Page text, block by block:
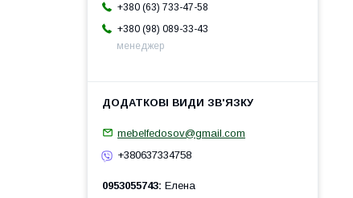
+380 (63) 733-47-58
+380 (98) 089-33-43
менеджер
mebelfedosov@gmail.com
+380637334758
0953055743 Елена